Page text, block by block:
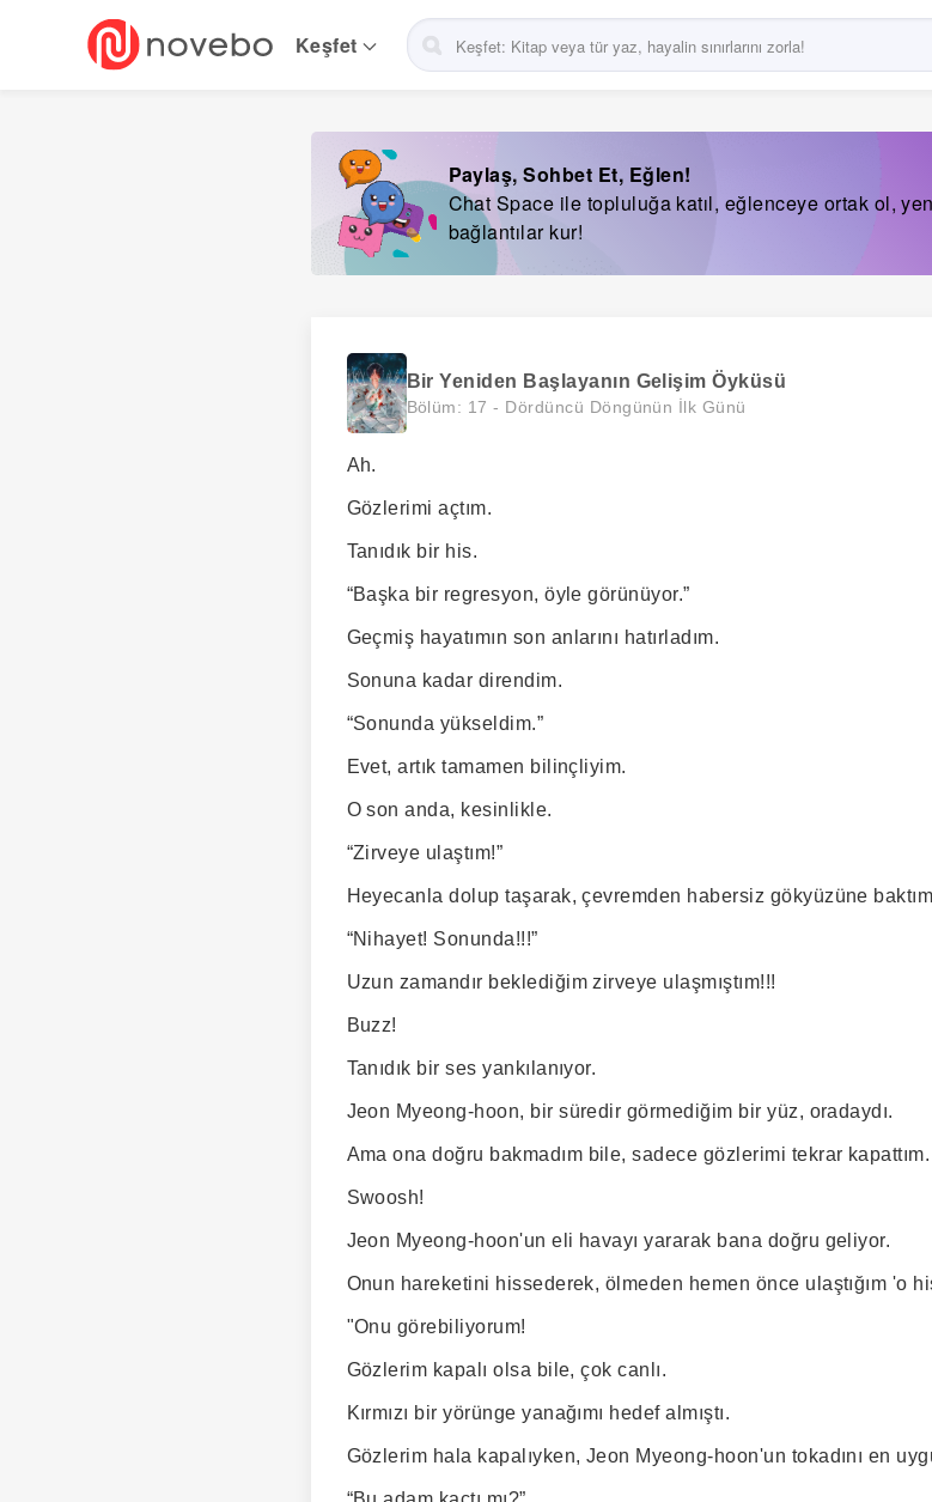
Keşfet
Paylaş, Sohbet Et, Eğlen!
Chat Space ile topluluğa katıl, eğlenceye ortak ol,
bağlantılar kur!
Bir Yeniden Başlayanın Gelişim Öyküsü
Bölüm: 17 - Dördüncü Döngünün İlk Günü
Ah.
Gözlerimi açtım.
Tanıdık bir his.
“Başka bir regresyon, öyle görünüyor.”
Geçmiş hayatımın son anlarını hatırladım.
Sonuna kadar direndim.
“Sonunda yükseldim.”
Evet, artık tamamen bilinçliyim.
O son anda, kesinlikle.
“Zirveye ulaştım!”
Heyecanla dolup taşarak, çevremden habersiz gökyüzüne baktım
“Nihayet! Sonunda!!!”
Uzun zamandır beklediğim zirveye ulaşmıştım!!!
Buzz!
Tanıdık bir ses yankılanıyor.
Jeon Myeong-hoon, bir süredir görmediğim bir yüz, oradaydı.
Ama ona doğru bakmadım bile, sadece gözlerimi tekrar kapattım.
Swoosh!
Jeon Myeong-hoon'un eli havayı yararak bana doğru geliyor.
Onun hareketini hissederek, ölmeden hemen önce ulaştığım 'o
"Onu görebiliyorum!
Gözlerim kapalı olsa bile, çok canlı.
Kırmızı bir yörünge yanağımı hedef almıştı.
Gözlerim hala kapalıyken, Jeon Myeong-hoon'un tokadını en